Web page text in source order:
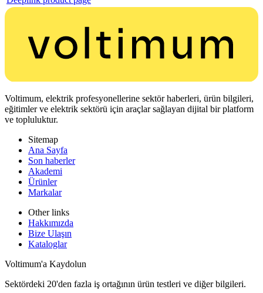
Voltimum, elektrik profesyonellerine sektör haberleri, ürün bilgileri,
eğitimler ve elektrik sektörü için araçlar sağlayan dijital bir platform
ve topluluktur.
Sitemap
Ana Sayfa
Son haberler
Akademi
Ürünler
Markalar
Other links
Hakkımızda
Bize Ulaşın
Kataloglar
Voltimum'a Kaydolun
Sektördeki 20'den fazla iş ortağının ürün testleri ve diğer bilgileri.